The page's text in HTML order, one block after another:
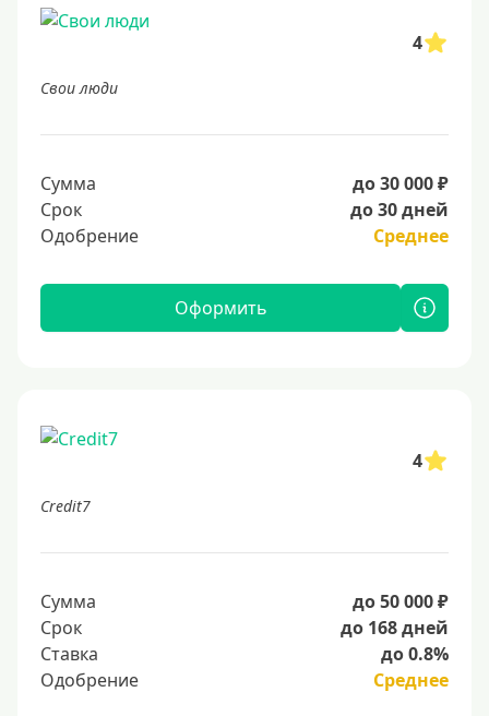
4
Свои люди
Сумма
до 30 000 ₽
Срок
до 30 дней
Одобрение
Среднее
Оформить
4
Credit7
Сумма
до 50 000 ₽
Срок
до 168 дней
Ставка
до 0.8%
Одобрение
Среднее